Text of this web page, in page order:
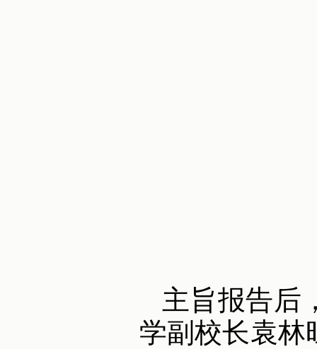
主旨报告后
学副校长袁林